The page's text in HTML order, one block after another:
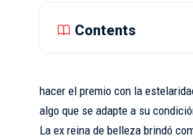
Contents
hacer el premio con la
algo que se adapte a su
La ex reina de belleza brindó